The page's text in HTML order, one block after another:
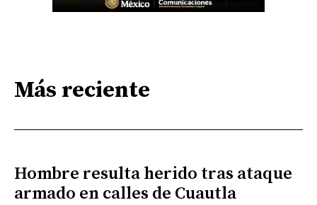
Más reciente
Hombre resulta herido tras ataque
armado en calles de Cuautla